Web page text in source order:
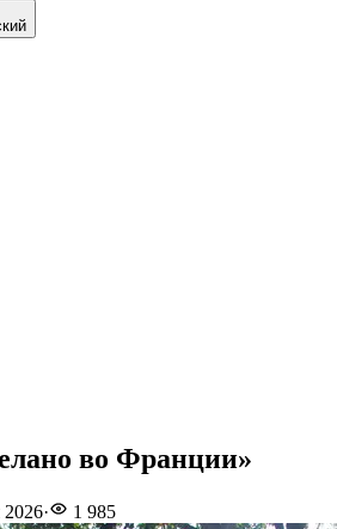
во Франции»
· 1 985